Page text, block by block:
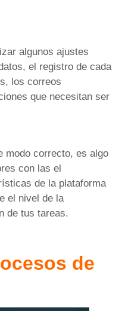
algunos ajustes
el registro de cada
los correos
que necesitan ser
modo correcto, es algo
con las el
de la plataforma
el nivel de la
de tus tareas.
de